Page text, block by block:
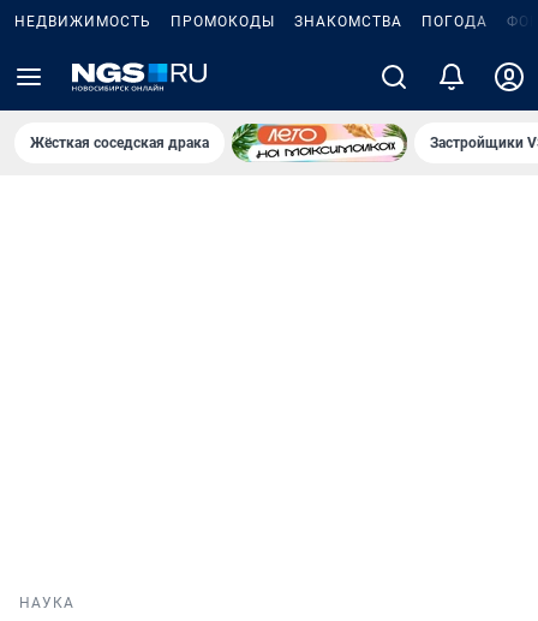
НЕДВИЖИМОСТЬ ПРОМОКОДЫ ЗНАКОМСТВА ПОГОДА
Жёсткая соседская драка Застройщики
НАУКА